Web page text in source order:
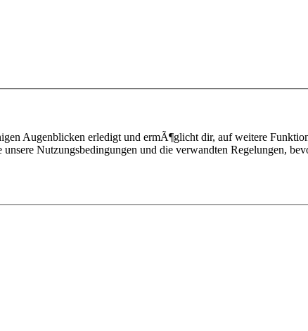
Augenblicken erledigt und ermÃ¶glicht dir, auf weitere
Nutzungsbedingungen und die verwandten Regelungen,